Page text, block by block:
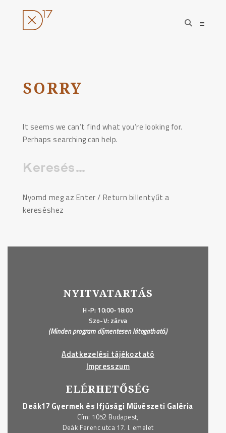
tartalomhoz
open
search
open
SORRY
It seems we can’t find what you’re looking for.
Perhaps searching can help.
Keresés:
Nyomd meg az Enter / Return billentyűt a
kereséshez
NYITVATARTÁS
H-P: 10:00-18:00
Szo-V: zárva
(Minden program díjmentesen látogatható.)
Adatkezelési tájékoztató
Impresszum
ELÉRHETŐSÉG
Deák17 Gyermek és Ifjúsági Művészeti Galéria
Cím: 1052 Budapest,
Deák Ferenc utca 17. I. emelet